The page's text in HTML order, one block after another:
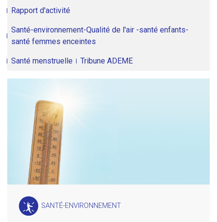
Rapport d'activité
Santé-environnement-Qualité de l'air -santé enfants-
santé femmes enceintes
Santé menstruelle Tribune ADEME
SANTÉ-ENVIRONNEMENT